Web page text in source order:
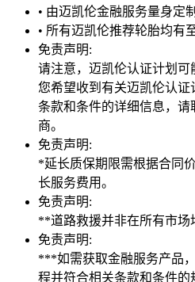
• 由迈凯伦金融服务量身定
• 所有迈凯伦推荐轮胎均有
免责声明:
请注意，迈凯伦认证计划
您希望收到有关迈凯伦认
条款和条件的详细信息，
商。
免责声明:
*延长质保期限需根据合同
长服务费用。
免责声明:
**道路救援并非在所有市场
免责声明:
***如需获取金融服务产品
程并符合相关条款和条件的